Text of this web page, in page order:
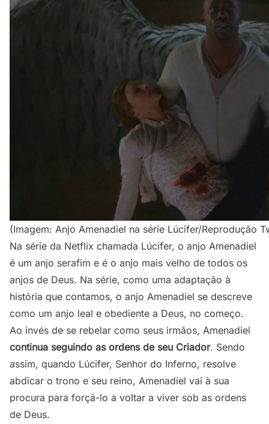
(Imagem: Anjo Amenadiel na série Lúcifer/Reprodução
Na série da Netflix chamada Lúcifer, o anjo Amenadiel
é um anjo serafim e é o anjo mais velho de todos os
anjos de Deus. Na série, como uma adaptação à
história que contamos, o anjo Amenadiel se descreve
como um anjo leal e obediente a Deus, no começo.
Ao invés de se rebelar como seus irmãos, Amenadiel
continua seguindo as ordens de seu Criador. Sendo
assim, quando Lúcifer, Senhor do Inferno, resolve
abdicar o trono e seu reino, Amenadiel vai à sua
procura para forçá-lo a voltar a viver sob as ordens
de Deus.